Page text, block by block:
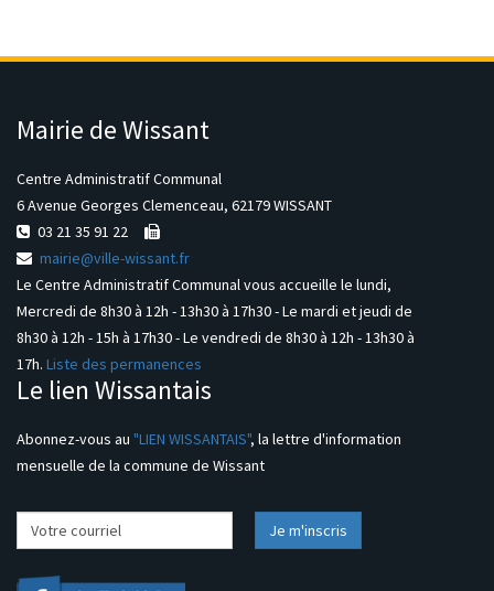
Mairie de Wissant
Centre Administratif Communal
6 Avenue Georges Clemenceau, 62179 WISSANT
03 21 35 91 22
mairie@ville-wissant.fr
Le Centre Administratif Communal vous accueille le lundi,
Mercredi de 8h30 à 12h - 13h30 à 17h30 - Le mardi et jeudi de
8h30 à 12h - 15h à 17h30 - Le vendredi de 8h30 à 12h - 13h30 à
17h. Liste des permanences
Le lien Wissantais
Abonnez-vous au "LIEN WISSANTAIS", la lettre d'information
mensuelle de la commune de Wissant